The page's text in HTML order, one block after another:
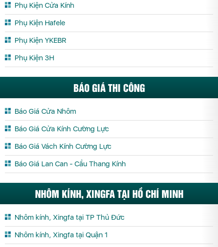
Phụ Kiện Cửa Kính
Phụ Kiện Hafele
Phụ Kiện YKEBR
Phụ Kiện 3H
BÁO GIÁ THI CÔNG
Báo Giá Cửa Nhôm
Báo Giá Cửa Kính Cường Lực
Báo Giá Vách Kính Cường Lực
Báo Giá Lan Can - Cầu Thang Kính
NHÔM KÍNH, XINGFA TẠI HỒ CHÍ MINH
Nhôm kính, Xingfa tại TP Thủ Đức
Nhôm kính, Xingfa tại Quận 1